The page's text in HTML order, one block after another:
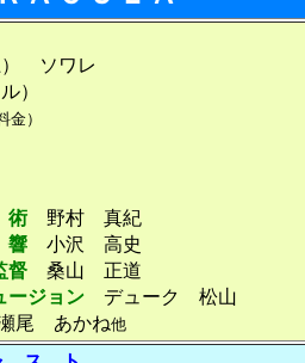
） ソワレ
）
金）
野村 真紀
小沢 高史
督 桑山 正道
ージョン デューク 松山
尾 あかね他